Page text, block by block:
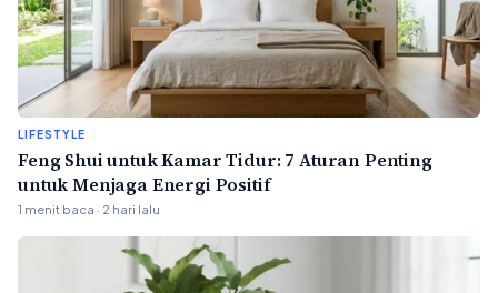
LIFESTYLE
Feng Shui untuk Kamar Tidur: 7 Aturan Penting
untuk Menjaga Energi Positif
1 menit baca · 2 hari lalu